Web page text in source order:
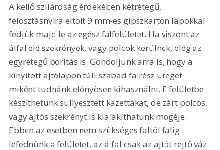
A kellő szilárdság érdekében kétrétegű,
félosztásnyira eltolt 9 mm-es gipszkarton lapokkal
fedjük majd le az egész falfelületet. Ha viszont az
álfal elé szekrények, vagy polcok kerülnek, elég az
egyrétegű borítás is. Gondoljunk arra is, hogy a
kinyitott ajtólapon túli szabad falrész üregét
miként tudnánk előnyösen kihasználni. E felületbe
készíthetünk süllyesztett kazettákat, de zárt polcos,
vagy ajtós szekrényt is kialakíthatunk mögéje.
Ebben az esetben nem szükséges faltól falig
lefednünk a felületet, az álfal csak az ajtót rejtő váz